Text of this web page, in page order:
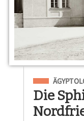
Eingeordnet
Die